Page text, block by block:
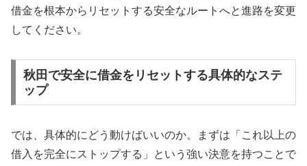
借金を根本からリセットする安全なルートへと進路を変更
してください。
秋田で安全に借金をリセットする具体的なステ
ップ
では、具体的にどう動けばいいのか。まずは「これ以上の
借入を完全にストップする」という強い決意を持つことで